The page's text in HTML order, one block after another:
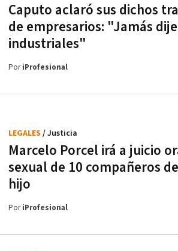
Caputo aclaró sus dichos
de empresarios: "Jamás
industriales"
PoriProfesional
Marcelo Porcel irá a juicio
sexual de 10 compañeros
hijo
LEGALES / Justicia
PoriProfesional